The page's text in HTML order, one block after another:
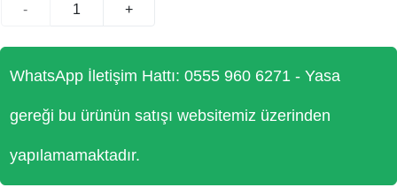
- +
WhatsApp İletişim Hattı: 0555 960 6271 - Yasa
gereği bu ürünün satışı websitemiz üzerinden
yapılamamaktadır.